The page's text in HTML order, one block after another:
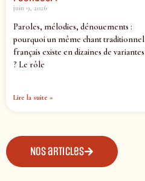
juin 9, 2026
Paroles, mélodies, dénouements :
pourquoi un même chant traditionnel
français existe en dizaines de variantes
? Le rôle
Lire la suite »
Nos articles